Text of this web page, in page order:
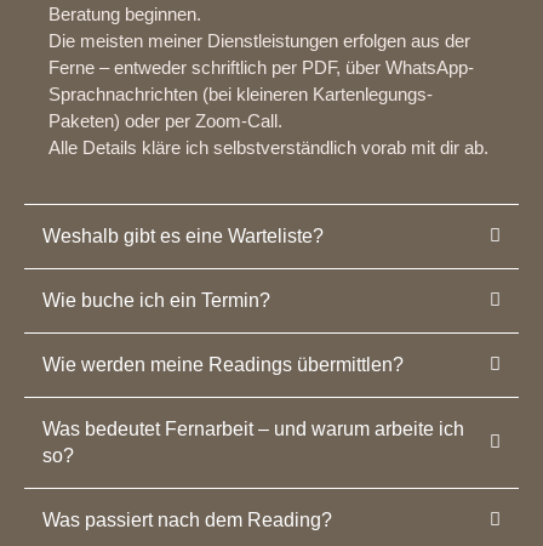
Beratung beginnen.
Die meisten meiner Dienstleistungen erfolgen aus der
Ferne – entweder schriftlich per PDF, über WhatsApp-
Sprachnachrichten (bei kleineren Kartenlegungs-
Paketen) oder per Zoom-Call.
Alle Details kläre ich selbstverständlich vorab mit dir ab.
Weshalb gibt es eine Warteliste?
Wie buche ich ein Termin?
Wie werden meine Readings übermittlen?
Was bedeutet Fernarbeit – und warum arbeite ich
so?
Was passiert nach dem Reading?